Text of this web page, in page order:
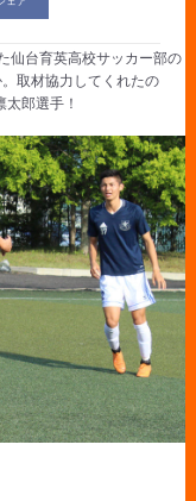
仙台育英高校サッカー部の
取材協力してくれたの
郎選手！